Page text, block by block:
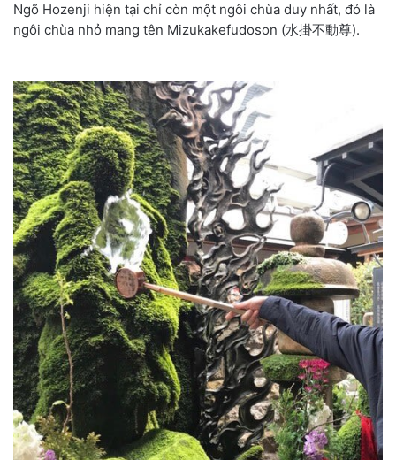
Ngõ Hozenji hiện tại chỉ còn một ngôi chùa duy nhất, đó là
ngôi chùa nhỏ mang tên Mizukakefudoson (水掛不動尊).